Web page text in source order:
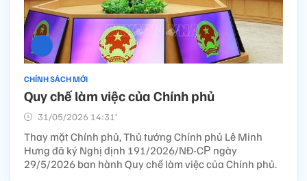
CHÍNH SÁCH MỚI
Quy chế làm việc của Chính phủ
31/05/2026 14:31’
Thay mặt Chính phủ, Thủ tướng Chính phủ Lê Minh
Hưng đã ký Nghị định 191/2026/NĐ-CР ngày
29/5/2026 ban hành Quy chế làm việc của Chính phủ.